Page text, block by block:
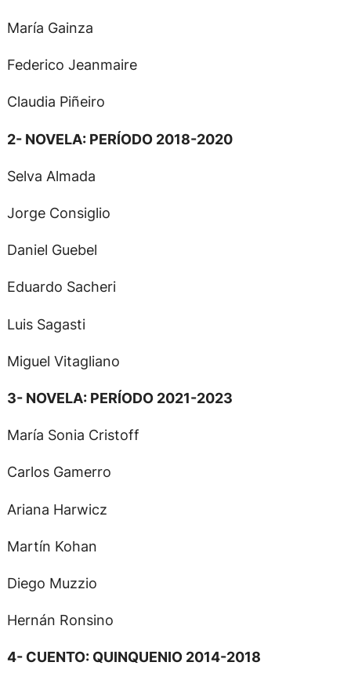
María Gainza
Federico Jeanmaire
Claudia Piñeiro
2- NOVELA: PERÍODO 2018-2020
Selva Almada
Jorge Consiglio
Daniel Guebel
Eduardo Sacheri
Luis Sagasti
Miguel Vitagliano
3- NOVELA: PERÍODO 2021-2023
María Sonia Cristoff
Carlos Gamerro
Ariana Harwicz
Martín Kohan
Diego Muzzio
Hernán Ronsino
4- CUENTO: QUINQUENIO 2014-2018